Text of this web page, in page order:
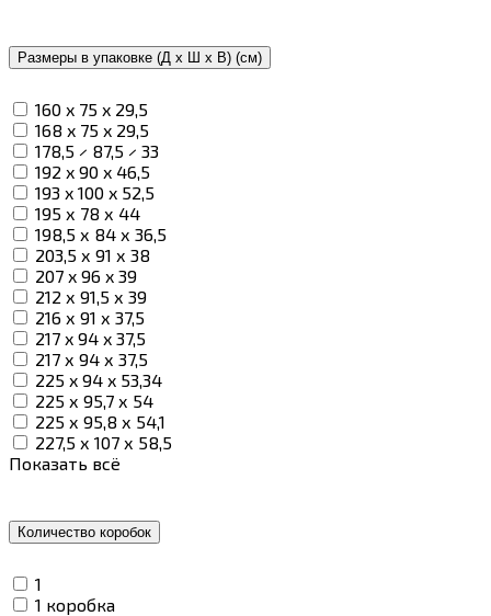
Размеры в упаковке (Д х Ш х В) (см)
160 x 75 x 29,5
168 x 75 x 29,5
178,5 × 87,5 × 33
192 x 90 x 46,5
193 x 100 x 52,5
195 х 78 х 44
198,5 х 84 х 36,5
203,5 х 91 х 38
207 x 96 x 39
212 х 91,5 х 39
216 х 91 х 37,5
217 x 94 x 37,5
217 х 94 х 37,5
225 x 94 x 53,34
225 х 95,7 х 54
225 х 95,8 х 54,1
227,5 х 107 х 58,5
Показать всё
Количество коробок
1
1 коробка